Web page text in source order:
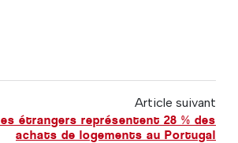
Article suivant
étrangers représentent 28 % des
achats de logements au Portugal